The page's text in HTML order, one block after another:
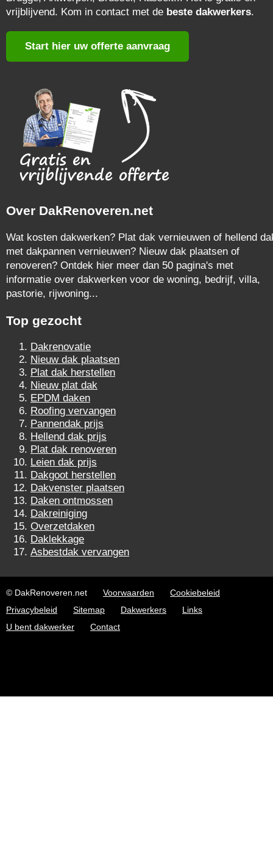
vrijblijvend. Kom in contact met de beste dakwerkers.
Start hier uw offerte aanvraag
Over DakRenoveren.net
Wat kosten dakwerken? Plat dak vernieuwen of hellend
met dakpannen vernieuwen? Nieuw dak plaatsen of
renoveren? Ontdek hier meer dan 50 pagina's met
informatie over dakwerken voor de woning, bedrijf, villa,
pastorie, rijwoning...
Top gezocht
Dakrenovatie
Nieuw dak plaatsen
Plat dak herstellen
Nieuw plat dak
EPDM daken
Roofing vervangen
Pannendak prijs
Hellend dak prijs
Plat dak renoveren
Leien dak prijs
Dakgoot herstellen
Dakvenster plaatsen
Daken ontmossen
Dakreiniging
Overzetdaken
Daklekkage
Asbestdak vervangen
© DakRenoveren.net Voorwaarden
Cookiebeleid
Privacybeleid
Sitemap Dakwerkers
Links
U bent dakwerker
Contact